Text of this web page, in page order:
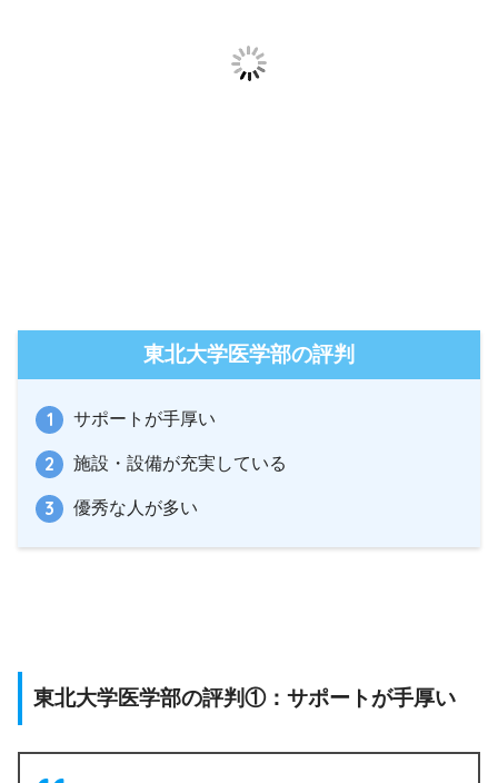
東北大学医学部の評判
サポートが手厚い
施設・設備が充実している
優秀な人が多い
東北大学医学部の評判①：サポートが手厚い